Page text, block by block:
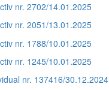
nr. 2702/14.01.2025
nr. 2051/13.01.2025
nr. 1788/10.01.2025
nr. 1245/10.01.2025
nr. 137416/30.12.2024